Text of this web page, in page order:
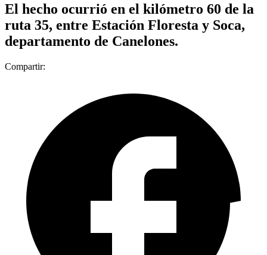
El hecho ocurrió en el kilómetro 60 de la
ruta 35, entre Estación Floresta y Soca,
departamento de Canelones.
Compartir: